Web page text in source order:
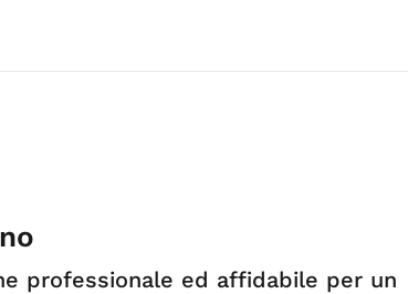
professionale ed affidabile per un